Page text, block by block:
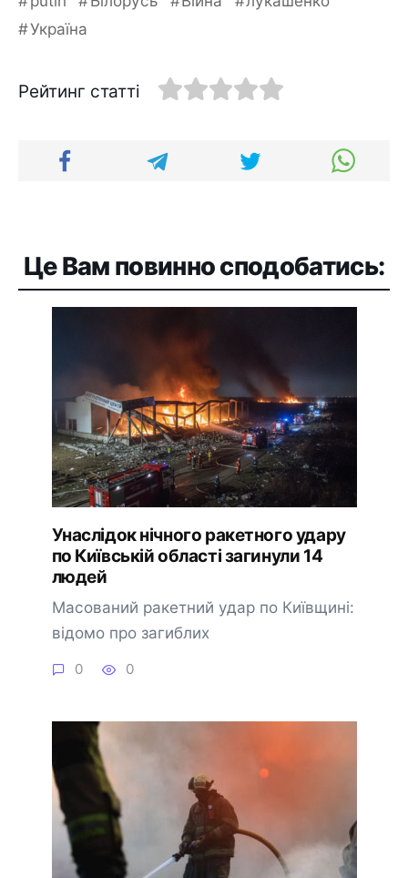
Україна
Рейтинг статті
Це Вам повинно сподобатись:
Унаслідок нічного ракетного удару
по Київській області загинули 14
людей
Масований ракетний удар по Київщині:
відомо про загиблих
0 0